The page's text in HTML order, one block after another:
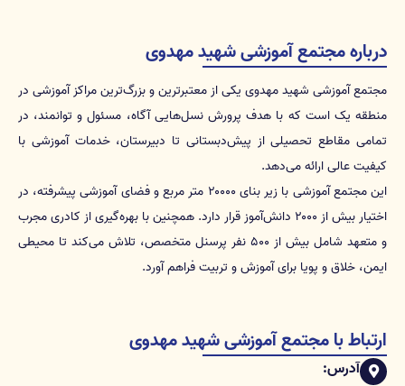
درباره مجتمع آموزشی شهید مهدوی
مجتمع آموزشی شهید مهدوی یکی از معتبرترین و بزرگ‌ترین مراکز آموزشی در
منطقه یک است که با هدف پرورش نسل‌هایی آگاه، مسئول و توانمند، در
تمامی مقاطع تحصیلی از پیش‌دبستانی تا دبیرستان، خدمات آموزشی با
کیفیت عالی ارائه می‌دهد.
این مجتمع آموزشی با زیر بنای ۲۰۰۰۰ متر مربع و فضای آموزشی پیشرفته، در
اختیار بیش از ۲۰۰۰ دانش‌آموز قرار دارد. همچنین با بهره‌گیری از کادری مجرب
و متعهد شامل بیش از ۵۰۰ نفر پرسنل متخصص، تلاش می‌کند تا محیطی
ایمن، خلاق و پویا برای آموزش و تربیت فراهم آورد.
ارتباط با مجتمع آموزشی شهید مهدوی
آدرس: